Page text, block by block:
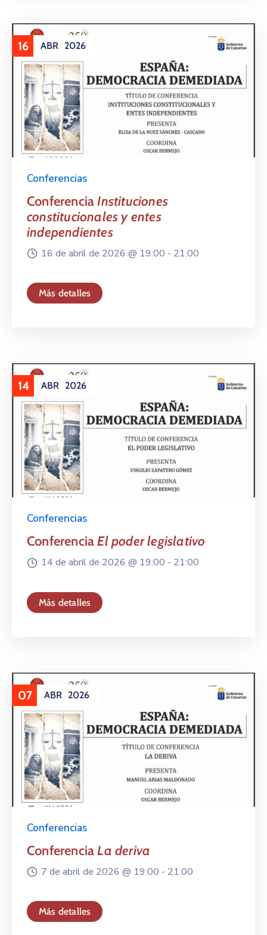
16 ABR 2026
Conferencias
ConferenciaInstituciones
constitucionales y entes
independientes
16 de abril de 2026 @ 19:00 - 21:00
Más detalles
14 ABR 2026
Conferencias
ConferenciaEl poder legislativo
14 de abril de 2026 @ 19:00 - 21:00
Más detalles
07 ABR 2026
Conferencias
ConferenciaLa deriva
7 de abril de 2026 @ 19:00 - 21:00
Más detalles